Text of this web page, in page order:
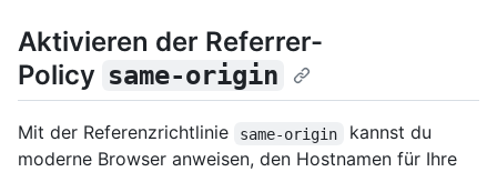
Aktivieren der Referrer-
Policy same-origin
Mit der Referenzrichtlinie same-origin
kannst du
moderne Browser anweisen, den Hostnamen für Ihre